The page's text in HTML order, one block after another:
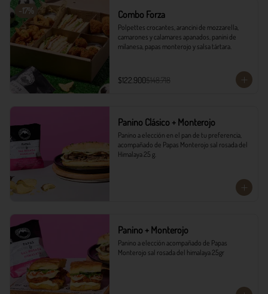
-17% Combo Forza
Polpettes crocantes, arancini de mozzarella,
camarones y calamares apanados, panini de
milanesa, papas monterojo y salsa tártara.
$122.900$148.718
Panino Clásico + Monterojo
Panino a elección en el pan de tu preferencia,
acompañado de Papas Monterojo sal rosada del
Himalaya 25 g.
Panino + Monterojo
Panino a elección acompañado de Papas
Monterojo sal rosada del himalaya 25gr